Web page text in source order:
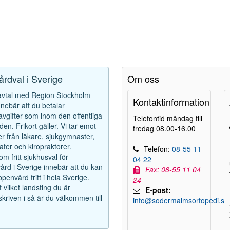
i Sverige
med Region Stockholm
att du betalar
som inom den offentliga
Frikort gäller. Vi tar emot
från läkare, sjukgymnaster,
och kiropraktorer.
fritt sjukhusval för
i Sverige innebär att du kan
fritt i hela Sverige.
vilket landsting du är
i så är du välkommen till
Om oss
Kontaktinformation
Telefontid måndag till
fredag 08.00-16.00
Telefon: 08-55 11
04 22
Fax: 08-55 11 04
24
E-post:
info@sodermalmsortopedi.se